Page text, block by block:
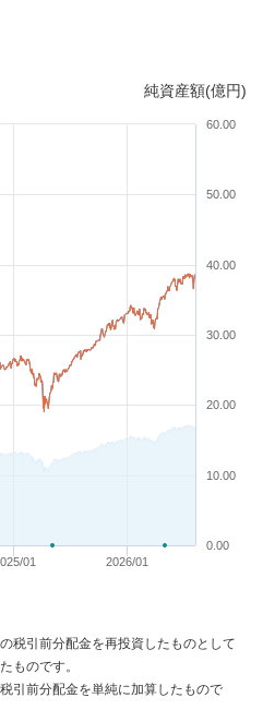
純資産額(億円)
01 2026/01
0.00
60.00
10.00
20.00
30.00
40.00
50.00
税引前分配金を再投資したものとして
ものです。
引前分配金を単純に加算したもので